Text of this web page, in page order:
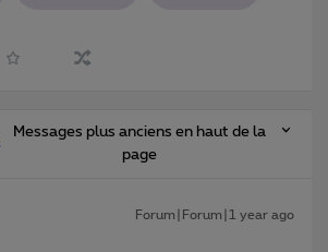
Messages plus anciens en haut de la
page
Forum|Forum|1 year ago